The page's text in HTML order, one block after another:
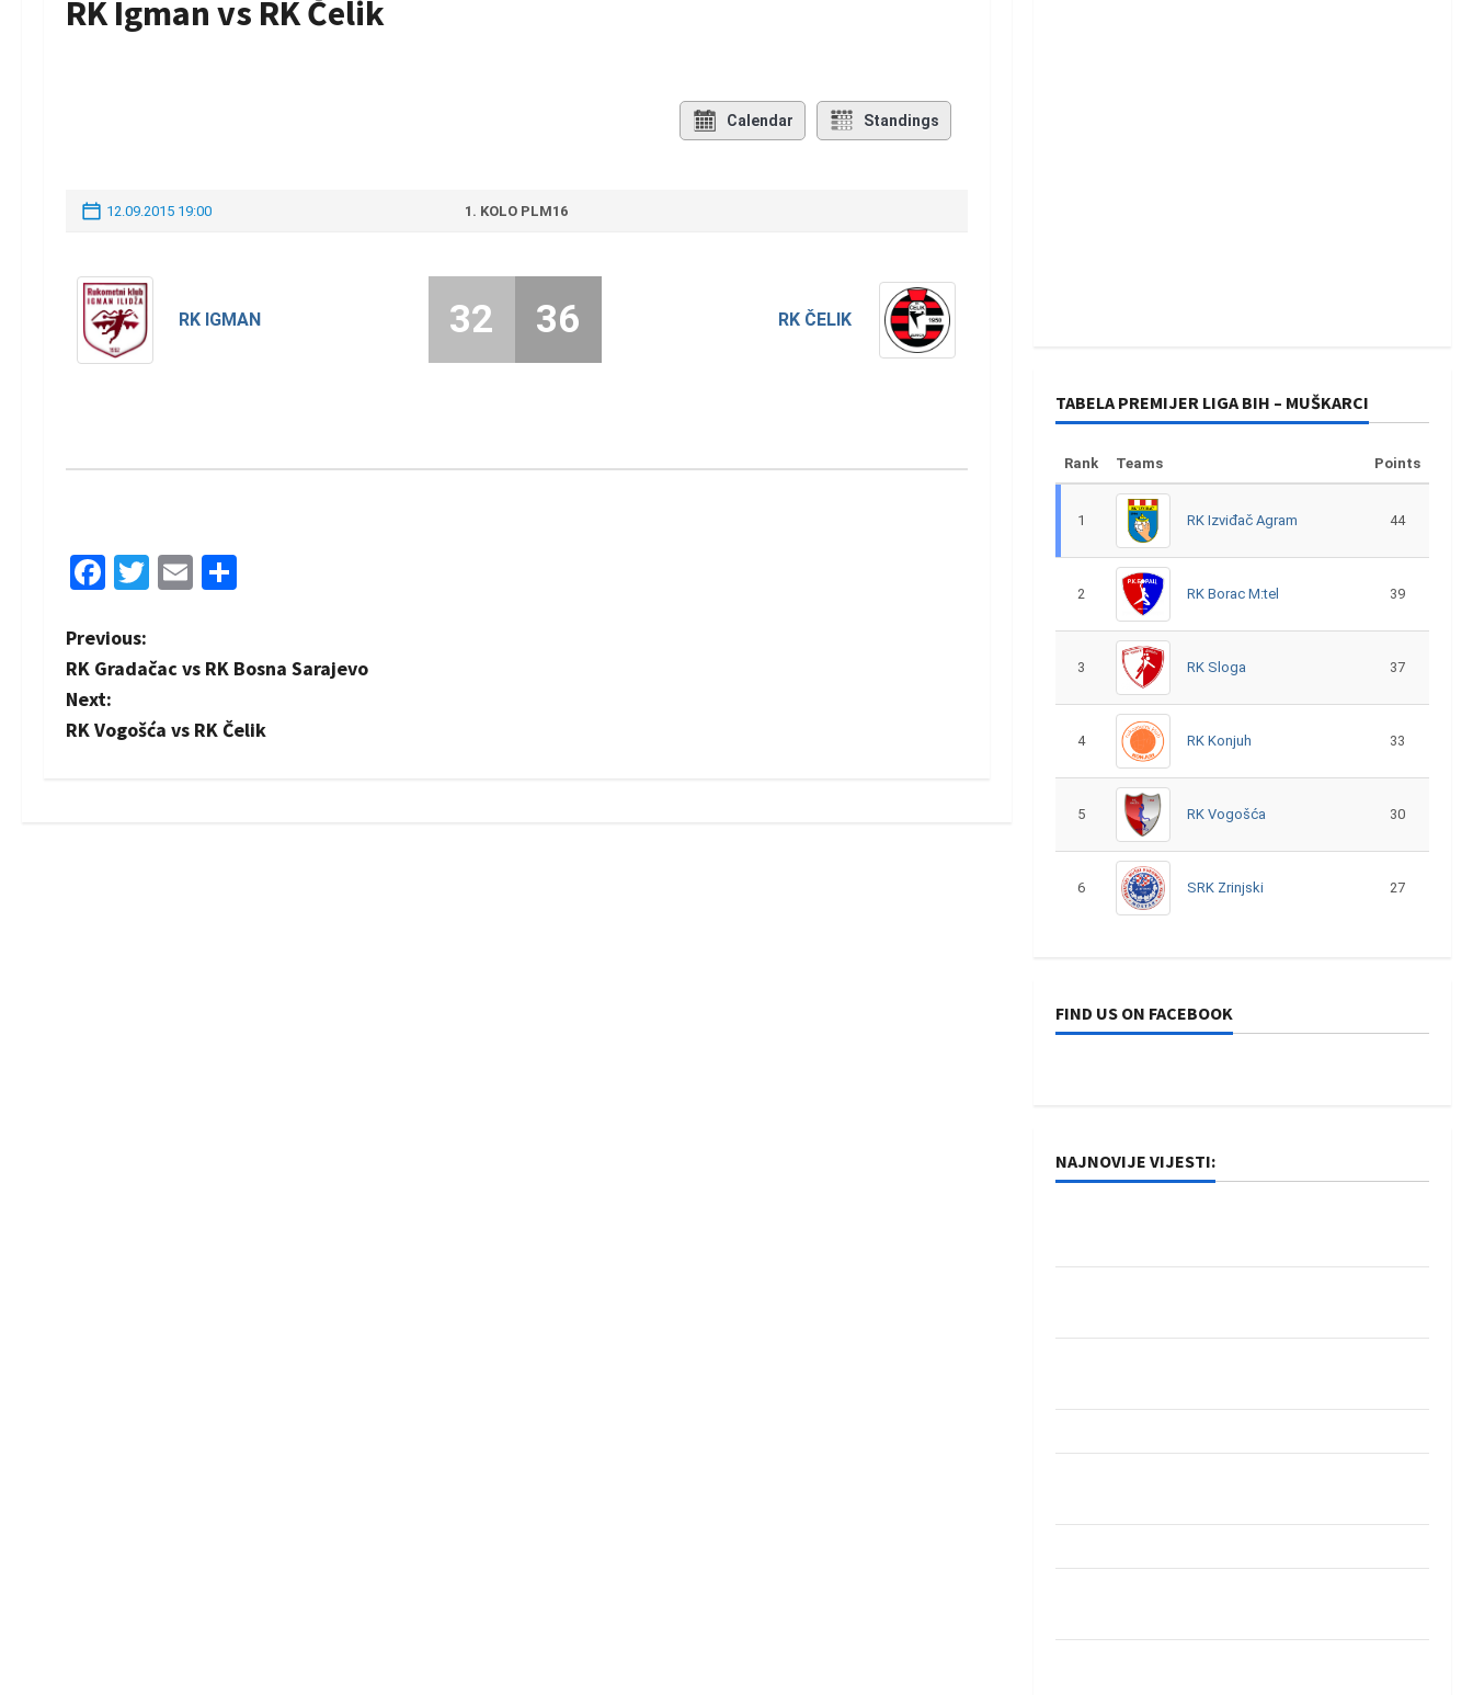
RK Igman vs RK Čelik
Calendar Standings
12.09.2015 19:00 1. KOLO PLM16
RK IGMAN RK ČELIK
32 36
Facebook
Twitter
Email
P
o
s
Previous:
RK Gradačac vs RK Bosna Sarajevo
Next:
RK Vogošća vs RK Čelik
TABELA PREMIJER LIGA BIH – MUŠKARCI
Rank Teams Points
1 RK Izviđač Agram 44
2 RK Borac M:tel 39
3 RK Sloga 37
4 RK Konjuh 33
5 RK Vogošća 30
6 SRK Zrinjski 27
FIND US ON FACEBOOK
NAJNOVIJE VIJESTI: